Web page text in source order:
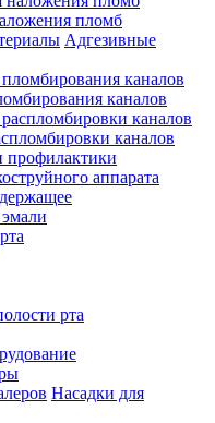
пломб
Адгезивные
каналов
каналов
профилактики
аппарата
рта
Насадки для